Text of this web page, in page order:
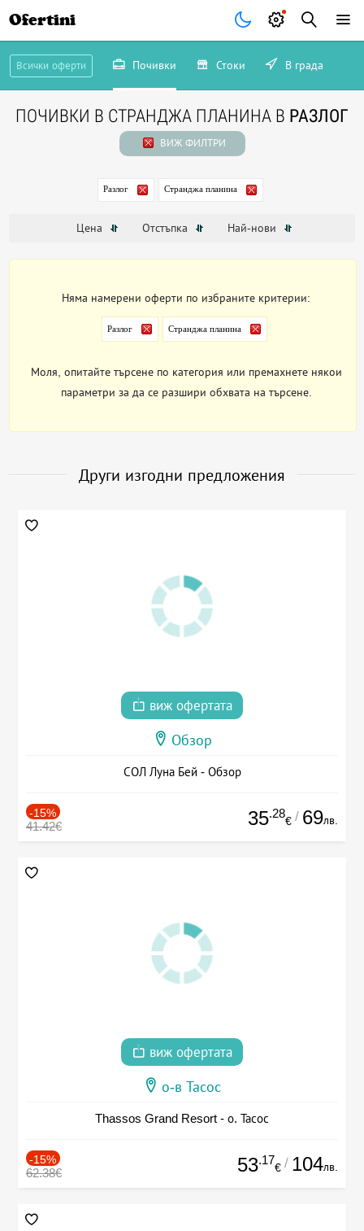
Ofertini
Всички оферти Почивки Стоки В града
ПОЧИВКИ В СТРАНДЖА ПЛАНИНА В РАЗЛОГ
ВИЖ ФИЛТРИ
Разлог Странджа планина
Цена Отстъпка Най-нови
Няма намерени оферти по избраните критерии:
Разлог Странджа планина
Моля, опитайте търсене по категория или премахнете някои
параметри за да се разшири обхвата на търсене.
Други изгодни предложения
виж офертата
Обзор
СОЛ Луна Бей - Обзор
-15%
41.42€ 35.28
€ / 69лв.
виж офертата
о-в Тасос
Thassos Grand Resort - о. Тасос
-15%
62.38€ 53.17
€ / 104лв.